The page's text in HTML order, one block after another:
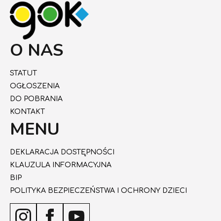
O NAS
STATUT
OGŁOSZENIA
DO POBRANIA
KONTAKT
MENU
DEKLARACJA DOSTĘPNOŚCI
KLAUZULA INFORMACYJNA
BIP
POLITYKA BEZPIECZEŃSTWA I OCHRONY DZIECI